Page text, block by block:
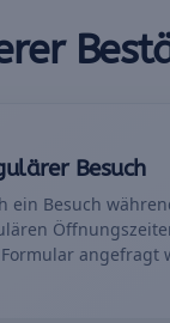
Besuch
ein Besuch
angefragt